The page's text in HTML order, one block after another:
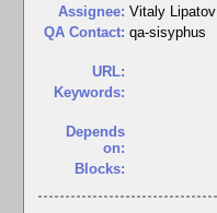
Assignee: Vitaly Lipatov
QA Contact: qa-sisyphus
URL:
Keywords:
Depends
on:
Blocks: